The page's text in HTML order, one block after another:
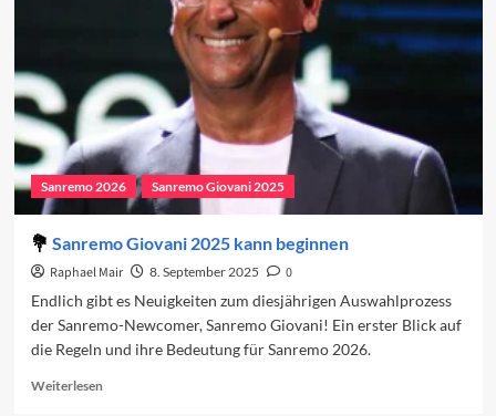
Sanremo 2026 Sanremo Giovani 2025
Sanremo Giovani 2025 kann beginnen
Raphael Mair 8. September 2025
0
Endlich gibt es Neuigkeiten zum diesjährigen Auswahlprozess
der Sanremo-Newcomer, Sanremo Giovani! Ein erster Blick auf
die Regeln und ihre Bedeutung für Sanremo 2026.
WeiterlesenRead